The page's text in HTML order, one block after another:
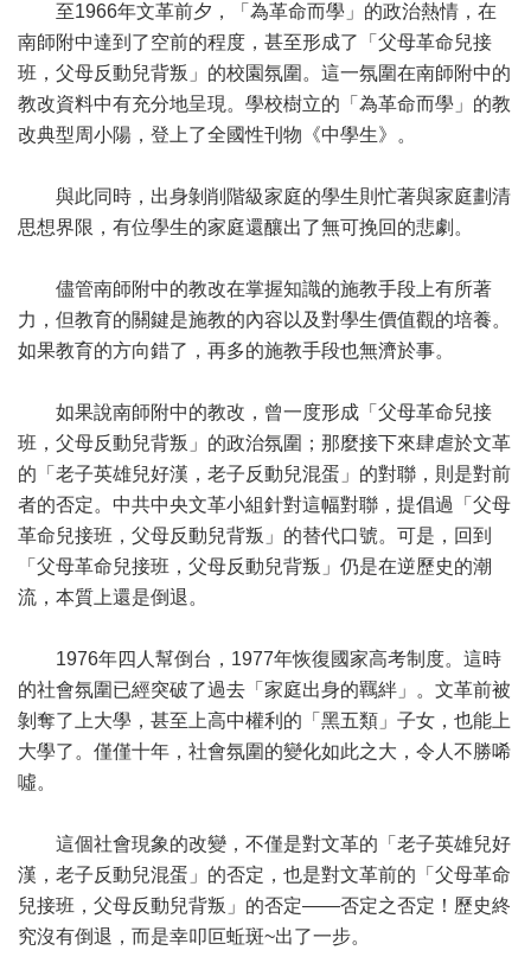
至1966年文革前夕，「為革命而學」的政治熱情，在
南師附中達到了空前的程度，甚至形成了「父母革命兒接
班，父母反動兒背叛」的校園氛圍。這一氛圍在南師附中的
教改資料中有充分地呈現。學校樹立的「為革命而學」的教
改典型周小陽，登上了全國性刊物《中學生》。
與此同時，出身剝削階級家庭的學生則忙著與家庭劃清
思想界限，有位學生的家庭還釀出了無可挽回的悲劇。
儘管南師附中的教改在掌握知識的施教手段上有所著
力，但教育的關鍵是施教的內容以及對學生價值觀的培養。
如果教育的方向錯了，再多的施教手段也無濟於事。
如果說南師附中的教改，曾一度形成「父母革命兒接
班，父母反動兒背叛」的政治氛圍；那麼接下來肆虐於文革
的「老子英雄兒好漢，老子反動兒混蛋」的對聯，則是對前
者的否定。中共中央文革小組針對這幅對聯，提倡過「父母
革命兒接班，父母反動兒背叛」的替代口號。可是，回到
「父母革命兒接班，父母反動兒背叛」仍是在逆歷史的潮
流，本質上還是倒退。
1976年四人幫倒台，1977年恢復國家高考制度。這時
的社會氛圍已經突破了過去「家庭出身的羈絆」。文革前被
剝奪了上大學，甚至上高中權利的「黑五類」子女，也能上
大學了。僅僅十年，社會氛圍的變化如此之大，令人不勝唏
噓。
這個社會現象的改變，不僅是對文革的「老子英雄兒好
漢，老子反動兒混蛋」的否定，也是對文革前的「父母革命
兒接班，父母反動兒背叛」的否定——否定之否定！歷史終
究沒有倒退，而是幸叩叵蚯斑~出了一步。